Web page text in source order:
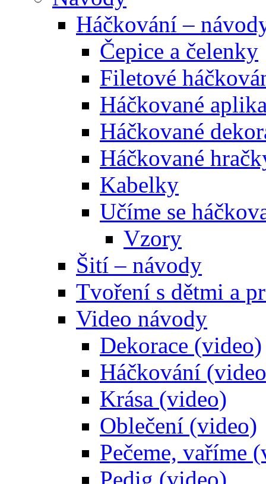
Háčkování –
Čepice a čelenky
Filetové
Háčkované
Háčkované
Háčkované
Kabelky
Učíme se
Vzory
Šití – návody
Tvoření s dětmi a
Video návody
Dekorace (video)
Háčkování
Krása (video)
Oblečení (video)
Pečeme, vaříme
Pedig (video)